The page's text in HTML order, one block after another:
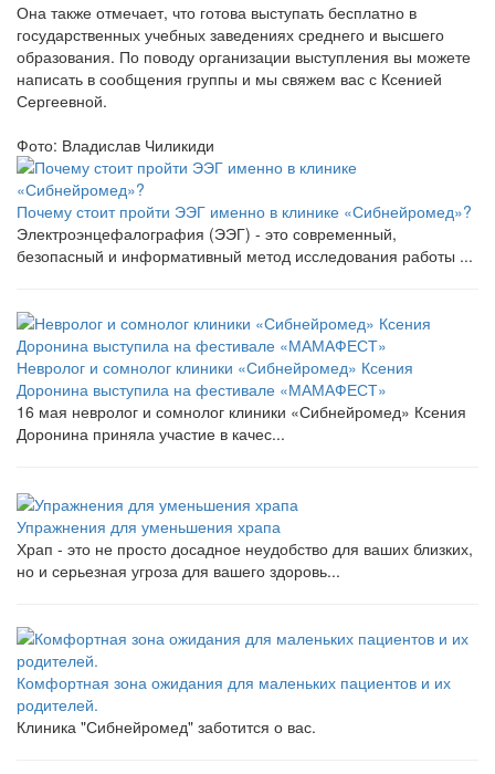
Она также отмечает, что готова выступать бесплатно в
государственных учебных заведениях среднего и высшего
образования. По поводу организации выступления вы можете
написать в сообщения группы и мы свяжем вас с Ксенией
Сергеевной.
Фото: Владислав Чиликиди
Почему стоит пройти ЭЭГ именно в клинике «Сибнейромед»?
Электроэнцефалография (ЭЭГ) - это современный,
безопасный и информативный метод исследования работы ...
Невролог и сомнолог клиники «Сибнейромед» Ксения
Доронина выступила на фестивале «МАМАФЕСТ»
16 мая невролог и сомнолог клиники «Сибнейромед» Ксения
Доронина приняла участие в качес...
Упражнения для уменьшения храпа
Храп - это не просто досадное неудобство для ваших близких,
но и серьезная угроза для вашего здоровь...
Комфортная зона ожидания для маленьких пациентов и их
родителей.
Клиника "Сибнейромед" заботится о вас.